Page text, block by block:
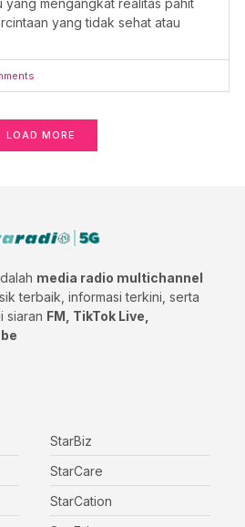
yang mengangkat realitas pahit
yang tidak sehat atau
LOAD MORE
media radio multichannel
terbaik, informasi terkini, serta
siaran FM, TikTok Live,
StarBiz
StarCare
StarCation